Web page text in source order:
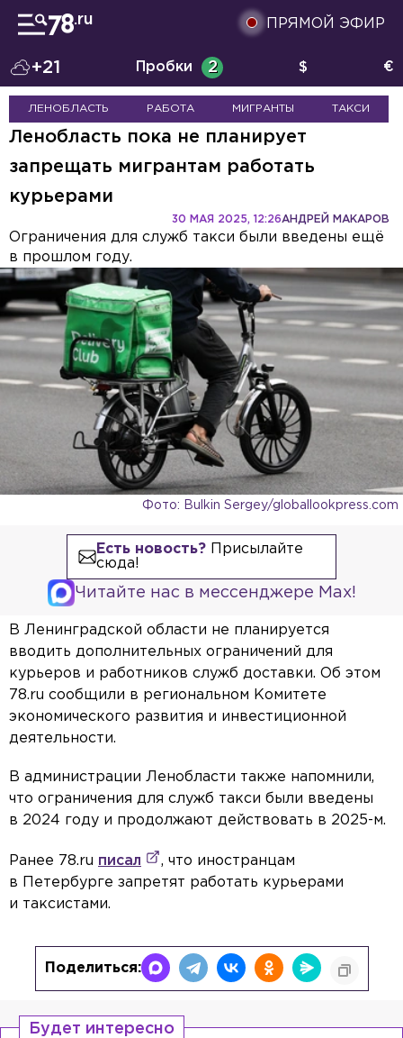
ПРЯМОЙ ЭФИР
+21 Пробки 2 $ €
ЛЕНОБЛАСТЬ РАБОТА МИГРАНТЫ ТАКСИ
Ленобласть пока не планирует
запрещать мигрантам работать
курьерами
АНДРЕЙ МАКАРОВ
30 МАЯ 2025, 12:26
Ограничения для служб такси были введены ещё
в прошлом году.
Фото: Bulkin Sergey/globallookpress.com
Есть новость?Присылайте
сюда!
Читайте нас в мессенджере Max!
В Ленинградской области не планируется
вводить дополнительных ограничений для
курьеров и работников служб доставки. Об этом
78.ru сообщили в региональном Комитете
экономического развития и инвестиционной
деятельности.
В администрации Ленобласти также напомнили,
что ограничения для служб такси были введены
в 2024 году и продолжают действовать в 2025-м.
Ранее 78.ru писал
, что иностранцам
в Петербурге запретят работать курьерами
и таксистами.
Поделиться:
Будет интересно